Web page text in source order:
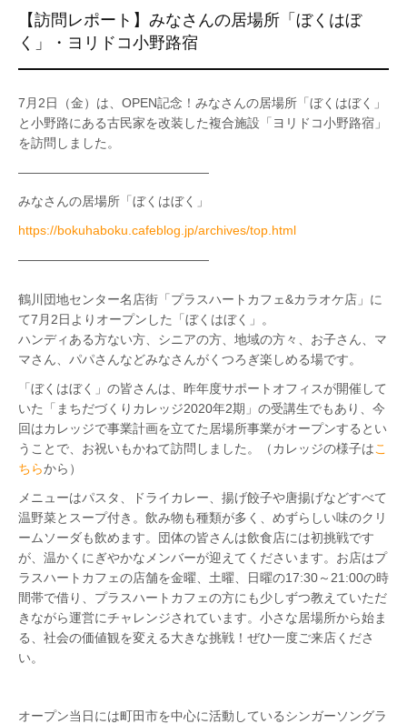
【訪問レポート】みなさんの居場所「ぼくはぼ
く」・ヨリドコ小野路宿
7月2日（金）は、 OPEN記念！ みなさんの居場所「ぼくはぼく」
と小野路にある古民家を改装した複合施設「ヨリドコ小野路宿」
を訪問しました。
———————————————
みなさんの居場所「ぼくはぼく」
https://bokuhaboku.cafeblog.jp/archives/top.html
———————————————
鶴川団地センター名店街「プラスハートカフェ&カラオケ店」に
て7月2日よりオープンした「ぼくはぼく」。
ハンディある方ない方、シニアの方、地域の方々、お子さん、マ
マさん、パパさんなどみなさんがくつろぎ楽しめる場です。
「ぼくはぼく」の皆さんは、昨年度サポートオフィスが開催して
いた「まちだづくりカレッジ2020年2期」の受講生でもあり、今
回はカレッジで事業計画を立てた居場所事業がオープンするとい
うことで、お祝いもかねて訪問しました。（カレッジの様子はこ
ちらから）
メニューはパスタ、ドライカレー、揚げ餃子や唐揚げなどすべて
温野菜とスープ付き。飲み物も種類が多く、めずらしい味のクリ
ームソーダも飲めます。 団体の皆さんは飲食店には初挑戦です
が、温かくにぎやかなメンバーが迎えてくださいます。 お店はプ
ラスハートカフェの店舗を金曜、土曜、日曜の17:30～21:00の時
間帯で借り、プラスハートカフェの方にも少しずつ教えていただ
きながら運営にチャレンジされています。小さな居場所から始ま
る、社会の価値観を変える大きな挑戦！ぜひ一度ご来店くださ
い。
オープン当日には町田市を中心に活動しているシンガーソングラ